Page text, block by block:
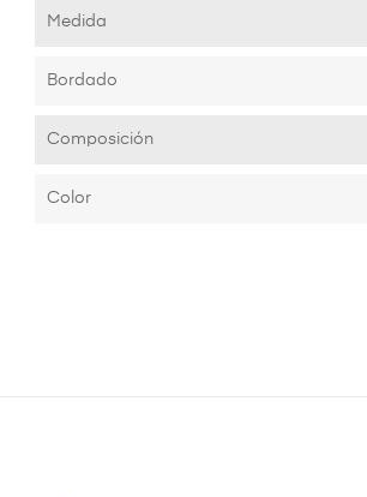
Medida
Bordado
Composición
Color